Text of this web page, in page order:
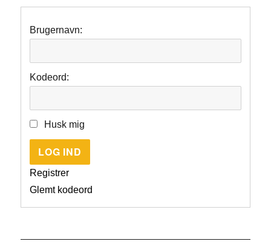
Brugernavn:
Kodeord:
Husk mig
LOG IND
Registrer
Glemt kodeord